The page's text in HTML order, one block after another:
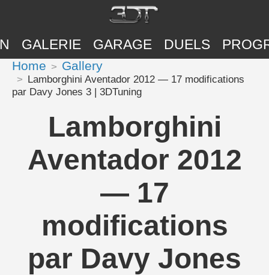
GALERIE GARAGE DUELS
Home Gallery
Lamborghini Aventador 2012 — 17 modifications
par Davy Jones 3 | 3DTuning
Lamborghini
Aventador 2012
— 17
modifications
par Davy Jones